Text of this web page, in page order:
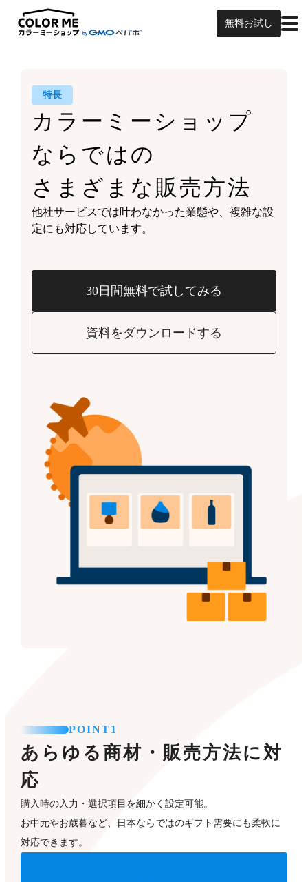
無料お試し
特長
カラーミーショップ
ならではの
さまざまな販売方法
他社サービスでは叶わなかった業態や、複雑な設
定にも対応しています。
30日間無料で試してみる
資料をダウンロードする
POINT1
あらゆる商材・販売方法に対
応
購入時の入力・選択項目を細かく設定可能。
お中元やお歳暮など、日本ならではのギフト需要にも柔軟に
対応できます。